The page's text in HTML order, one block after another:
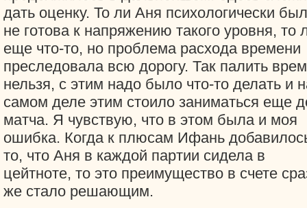
дать оценку. То ли Аня психологически
не готова к напряжению такого уровня, то
еще что-то, но проблема расхода времени
преследовала всю дорогу. Так палить
нельзя, с этим надо было что-то делать и
самом деле этим стоило заниматься еще
матча. Я чувствую, что в этом была и моя
ошибка. Когда к плюсам Ифань
то, что Аня в каждой партии сидела в
цейтноте, то это преимущество в счете
же стало решающим.